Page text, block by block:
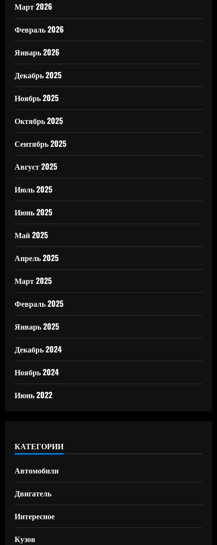
Март 2026
Февраль 2026
Январь 2026
Декабрь 2025
Ноябрь 2025
Октябрь 2025
Сентябрь 2025
Август 2025
Июль 2025
Июнь 2025
Май 2025
Апрель 2025
Март 2025
Февраль 2025
Январь 2025
Декабрь 2024
Ноябрь 2024
Июнь 2022
КАТЕГОРИИ
Автомобили
Двигатель
Интересное
Кузов